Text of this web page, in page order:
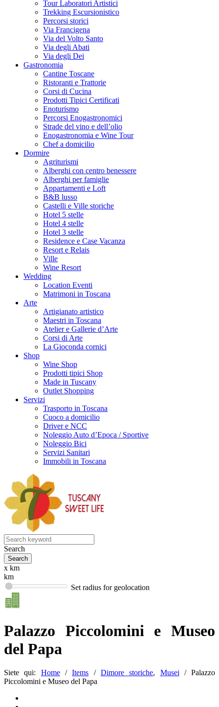
Tour Laboratori Artistici
Trekking Escursionistico
Percorsi storici
Via Francigena
Via del Volto Santo
Via degli Abati
Via degli Dei
Gastronomia
Cantine Toscane
Ristoranti e Trattorie
Corsi di Cucina
Prodotti Tipici Certificati
Enoturismo
Percorsi Enogastronomici
Strade del vino e dell’olio
Enogastronomia e Wine Tour
Chef a domicilio
Dormire
Agriturismi
Alberghi con centro benessere
Alberghi per famiglie
Appartamenti e Loft
B&B lusso
Castelli e Ville storiche
Hotel 5 stelle
Hotel 4 stelle
Hotel 3 stelle
Residence e Case Vacanza
Resort e Relais
Ville
Wine Resort
Wedding
Location Eventi
Matrimoni in Toscana
Arte
Artigianato artistico
Maestri in Toscana
Atelier e Gallerie d’Arte
Corsi di Arte
La Gioconda cornici
Shop
Wine Shop
Prodotti tipici Shop
Made in Tuscany
Outlet Shopping
Servizi
Trasporto in Toscana
Cuoco a domicilio
Driver e NCC
Noleggio Auto d’Epoca / Sportive
Noleggio Bici
Servizi Sanitari
Immobili in Toscana
Search
x km
km
Set radius for geolocation
Palazzo Piccolomini e Museo
del Papa
Siete qui: Home / Items / Dimore storiche, Musei /
Palazzo
Piccolomini e Museo del Papa